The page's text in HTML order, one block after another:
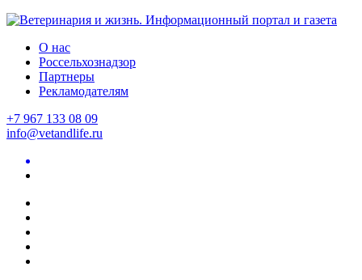
О нас
Россельхознадзор
Партнеры
Рекламодателям
+7 967 133 08 09
info@vetandlife.ru